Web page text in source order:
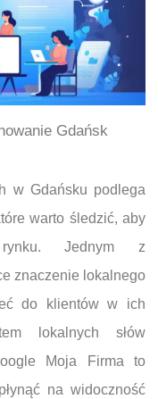
Gdańsk
w Gdańsku podlega
warto śledzić, aby
Jednym z
znaczenie lokalnego
do klientów w ich
lokalnych słów
Moja Firma to
na widoczność